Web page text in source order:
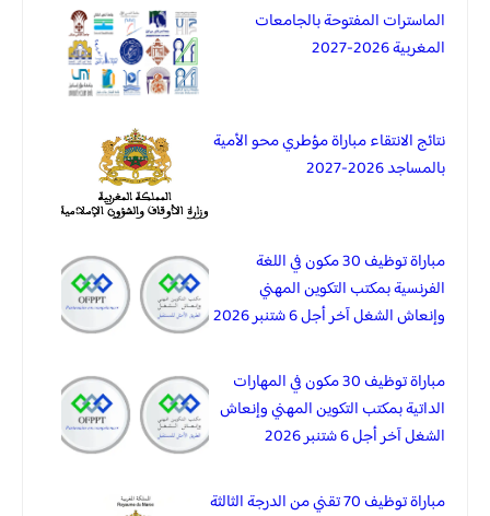
الماسترات المفتوحة بالجامعات
المغربية 2026-2027
نتائج الانتقاء مباراة مؤطري محو الأمية
بالمساجد 2026-2027
مباراة توظيف 30 مكون في اللغة
الفرنسية بمكتب التكوين المهني
وإنعاش الشغل آخر أجل 6 شتنبر 2026
مباراة توظيف 30 مكون في المهارات
الداتية بمكتب التكوين المهني وإنعاش
الشغل آخر أجل 6 شتنبر 2026
مباراة توظيف 70 تقني من الدرجة الثالثة